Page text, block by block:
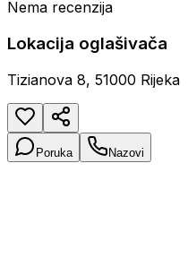
Nema recenzija
Lokacija oglašivača
Tizianova 8, 51000 Rijeka
Poruka Nazovi